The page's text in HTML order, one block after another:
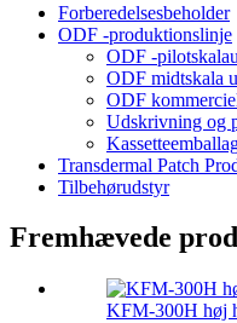
Forberedelsesbeholder
ODF -produktionslinje
ODF -
ODF midtskala
ODF
Udskrivning og
Transdermal Patch
Tilbehørudstyr
Fremhævede
KFM-300H høj